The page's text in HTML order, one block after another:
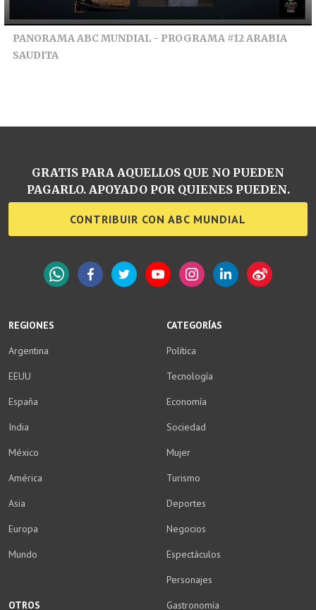
PANORAMA ABC MUNDIAL - PROGRAMA #12 ARABIA
SAUDITA
REGIONES
Argentina
EEUU
España
India
México
América
Asia
Europa
Mundo
CATEGORÍAS
Política
Tecnología
Economía
Sociedad
Mujer
Turismo
Deportes
Negocios
Espectáculos
Personajes
Gastronomía
OTROS
GRATIS PARA AQUELLOS QUE NO PUEDEN
PAGARLO. APOYADO POR QUIENES PUEDEN.
CONTRIBUIR CON ABC MUNDIAL